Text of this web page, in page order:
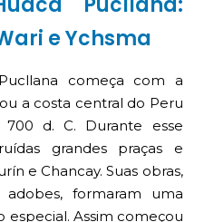
e Ychsma
começa com a
a costa central do Peru
d. C. Durante esse
grandes praças e
e Chancay. Suas obras,
formaram uma
especial. Assim começou